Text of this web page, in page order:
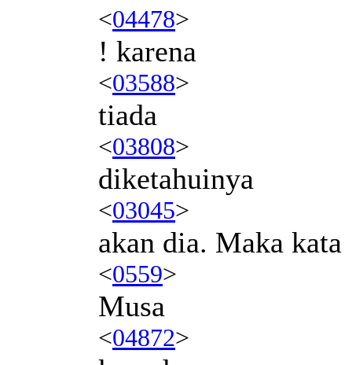
<04478>
! karena
<03588>
tiada
<03808>
diketahuinya
<03045>
akan dia. Maka kata
<0559>
Musa
<04872>